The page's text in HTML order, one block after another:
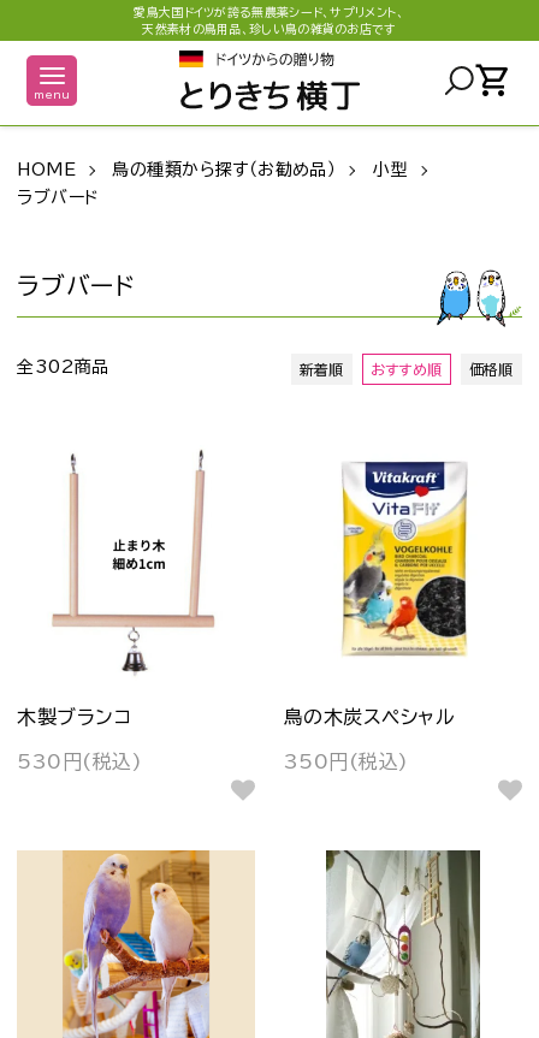
愛鳥大国ドイツが誇る無農薬シード、サプリメント、
天然素材の鳥用品、珍しい鳥の雑貨のお店です
menu shopping_cart
HOME 鳥の種類から探す（お勧め品）
小型
ラブバード
ラブバード
全302商品 新着順 おすすめ順 価格順
木製ブランコ
530円(税込)
鳥の木炭スペシャル
350円(税込)